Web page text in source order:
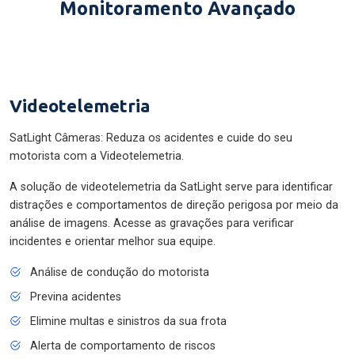
Monitoramento Avançado
Videotelemetria
SatLight Câmeras: Reduza os acidentes e cuide do seu
motorista com a Videotelemetria.
A solução de videotelemetria da SatLight serve para identificar
distrações e comportamentos de direção perigosa por meio da
análise de imagens. Acesse as gravações para verificar
incidentes e orientar melhor sua equipe.
Análise de condução do motorista
Previna acidentes
Elimine multas e sinistros da sua frota
Alerta de comportamento de riscos